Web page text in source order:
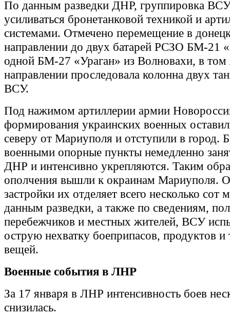
По данным разведки ДНР, группировка
усиливаться бронетанковой техникой и
системами. Отмечено перемещение в
направлении до двух батарей РСЗО БМ-21
одной БМ-27 «Ураган» из Волновахи, в том
направлении проследовала колонна двух
ВСУ.
Под нажимом артиллерии армии
формирования украинских военных
северу от Мариуполя и отступили в город.
военными опорные пункты немедленно
ДНР и интенсивно укрепляются. Таким
ополчения вышли к окраинам Мариуполя.
застройки их отделяет всего несколько сот
данным разведки, а также по сведениям,
перебежчиков и местных жителей, ВСУ
острую нехватку боеприпасов, продуктов и
вещей.
Военные события в ЛНР
За 17 января в ЛНР интенсивность боев
снизилась.